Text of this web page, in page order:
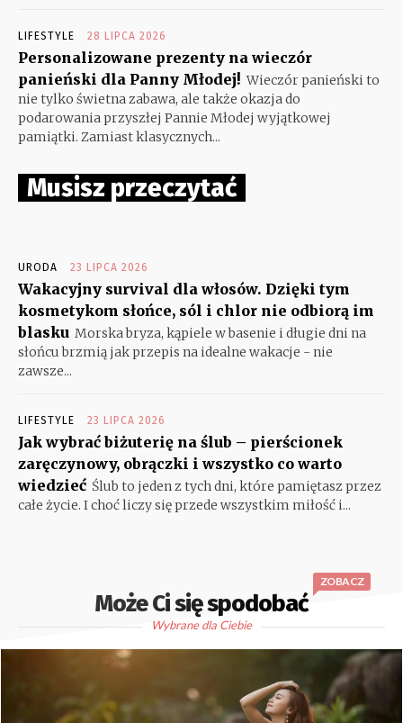
LIFESTYLE 28 LIPCA 2026
Personalizowane prezenty na wieczór
panieński dla Panny Młodej! Wieczór panieński to
nie tylko świetna zabawa, ale także okazja do
podarowania przyszłej Pannie Młodej wyjątkowej
pamiątki. Zamiast klasycznych...
Musisz przeczytać
URODA 23 LIPCA 2026
Wakacyjny survival dla włosów. Dzięki tym
kosmetykom słońce, sól i chlor nie odbiorą im
blasku Morska bryza, kąpiele w basenie i długie dni na
słońcu brzmią jak przepis na idealne wakacje - nie
zawsze...
LIFESTYLE 23 LIPCA 2026
Jak wybrać biżuterię na ślub – pierścionek
zaręczynowy, obrączki i wszystko co warto
wiedzieć Ślub to jeden z tych dni, które pamiętasz przez
całe życie. I choć liczy się przede wszystkim miłość i...
Może Ci się spodobać
ZOBACZ
Wybrane dla Ciebie